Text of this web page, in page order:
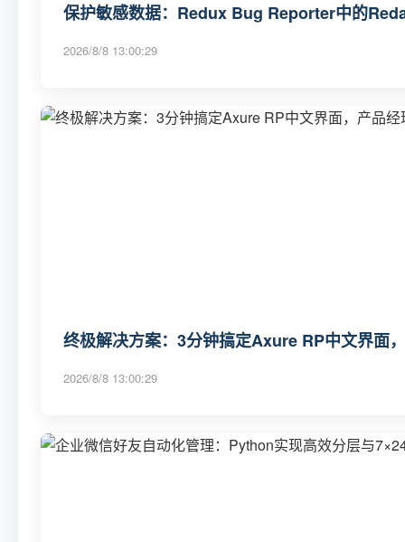
保护敏感数据：Redux Bug Reporter中的
2026/8/8 13:00:29
终极解决方案：3分钟搞定Axure RP中文界面
2026/8/8 13:00:29